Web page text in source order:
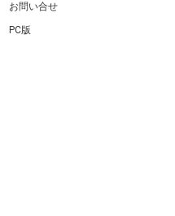
お問い合せ
PC版